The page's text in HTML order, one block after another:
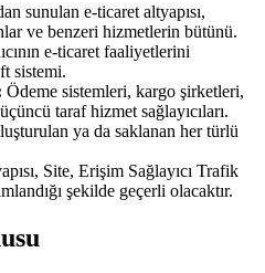
sunulan e-ticaret altyapısı,
ve benzeri hizmetlerin bütünü.
e-ticaret faaliyetlerini
sistemi.
Ödeme sistemleri, kargo şirketleri,
taraf hizmet sağlayıcıları.
ya da saklanan her türlü
Site, Erişim Sağlayıcı Trafik
şekilde geçerli olacaktır.